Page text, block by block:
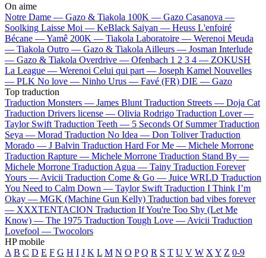
On aime
Notre Dame — Gazo & Tiakola 100K — Gazo Casanova —
Soolking Laisse Moi — KeBlack Saiyan — Heuss L'enfoiré
Bécane —Yamê 200K — Tiakola Laboratoire — Werenoi Meuda
— Tiakola Outro — Gazo & Tiakola Ailleurs — Josman Interlude
— Gazo & Tiakola Overdrive — Ofenbach 1 2 3 4 — ZOKUSH
La League — Werenoi Celui qui part — Joseph Kamel Nouvelles
— PLK No love — Ninho Urus — Favé (FR) DIE — Gazo
Top traduction
Traduction Monsters — James Blunt Traduction Streets — Doja Cat
Traduction Drivers license — Olivia Rodrigo Traduction Lover —
Taylor Swift Traduction Teeth — 5 Seconds Of Summer Traduction
Seya — Morad Traduction No Idea — Don Toliver Traduction
Morado — J Balvin Traduction Hard For Me — Michele Morrone
Traduction Rapture — Michele Morrone Traduction Stand By —
Michele Morrone Traduction Agua — Tainy Traduction Forever
Yours — Avicii Traduction Come & Go — Juice WRLD Traduction
You Need to Calm Down — Taylor Swift Traduction I Think I’m
Okay — MGK (Machine Gun Kelly) Traduction bad vibes forever
— XXXTENTACION Traduction If You're Too Shy (Let Me
Know) — The 1975 Traduction Tough Love — Avicii Traduction
Lovefool — Twocolors
HP mobile
A B C D E F G H I J K L M N O P Q R S T U V W X Y Z 0-9